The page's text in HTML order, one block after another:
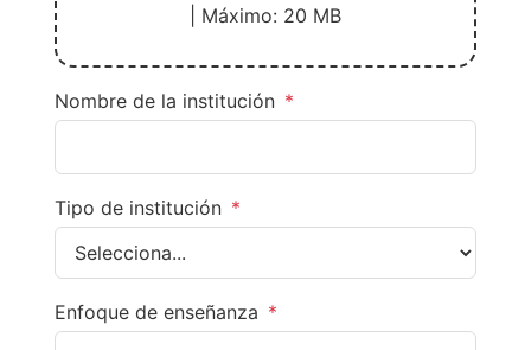
| Máximo: 20 MB
Nombre de la institución *
Tipo de institución *
Enfoque de enseñanza *